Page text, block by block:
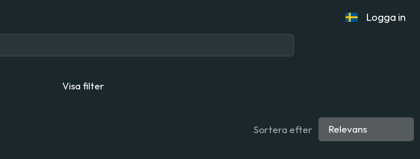
Logga in
Visa filter
Sortera efter